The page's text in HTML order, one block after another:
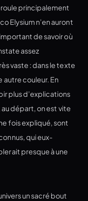
principalement
Elysium n’en auront
de savoir où
assez
vaste : dans le texte
couleur. En
plus d’explications
départ, on est vite
fois expliqué, sont
qui eux-
presque à une
un sacré bout